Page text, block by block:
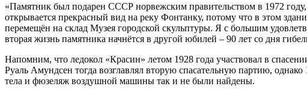
«Памятник был подарен СССР норвежским правительством в 1972
открывается прекрасный вид на реку Фонтанку, потому что в этом
перемещён на склад Музея городской скульптуры. Я с большим
вторая жизнь памятника начнётся в другой юбилей – 90 лет со дня
Напомним, что ледокол «Красин» летом 1928 года участвовал в
Руаль Амундсен тогда возглавлял вторую спасательную партию,
тела и фюзеляж воздушной машины так и не были найдены.